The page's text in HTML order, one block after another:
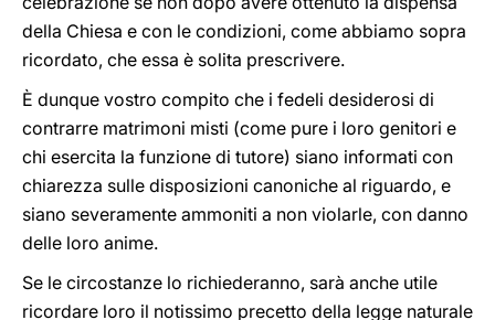
della Chiesa e con le condizioni, come abbiamo sopra
ricordato, che essa è solita prescrivere.
È dunque vostro compito che i fedeli desiderosi di
contrarre matrimoni misti (come pure i loro genitori e
chi esercita la funzione di tutore) siano informati con
chiarezza sulle disposizioni canoniche al riguardo, e
siano severamente ammoniti a non violarle, con danno
delle loro anime.
Se le circostanze lo richiederanno, sarà anche utile
ricordare loro il notissimo precetto della legge naturale